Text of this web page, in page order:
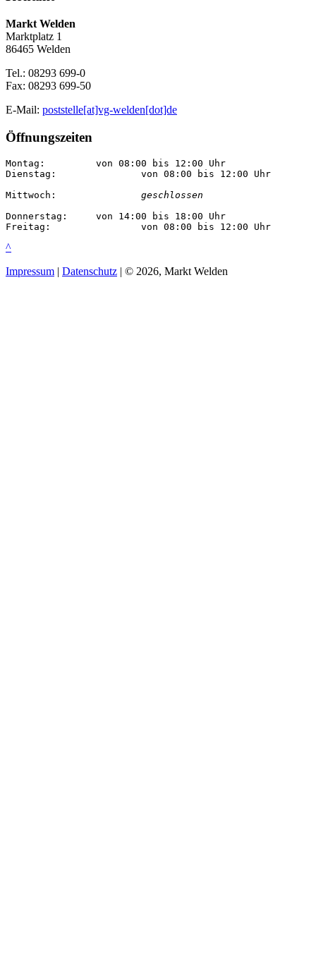
Markt Welden
Marktplatz 1
86465 Welden
Tel.: 08293 699-0
Fax: 08293 699-50
E-Mail: poststelle[at]vg-welden[dot]de
Öffnungszeiten
Montag:		von 08:00 bis 12:00 Uhr
Dienstag:		von 08:00 bis 12:00 Uhr
geschlossen
Donnerstag:	von 14:00 bis 18:00 Uhr
Freitag:		von 08:00 bis 12:00 Uhr
^
Impressum | Datenschutz | © 2026, Markt Welden